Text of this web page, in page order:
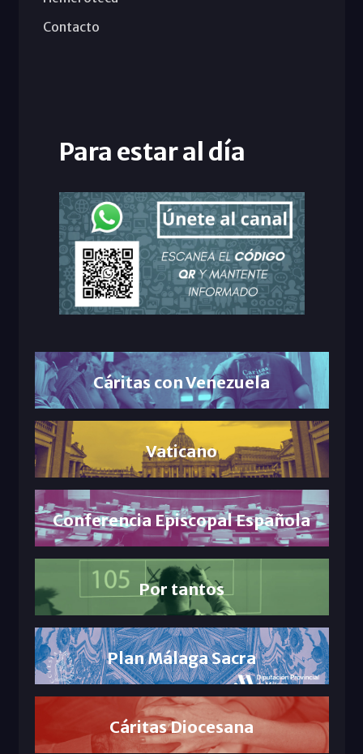
Contacto
Para estar al día
Cáritas con Venezuela
Vaticano
Conferencia Episcopal Española
Por tantos
Plan Málaga Sacra
Cáritas Diocesana